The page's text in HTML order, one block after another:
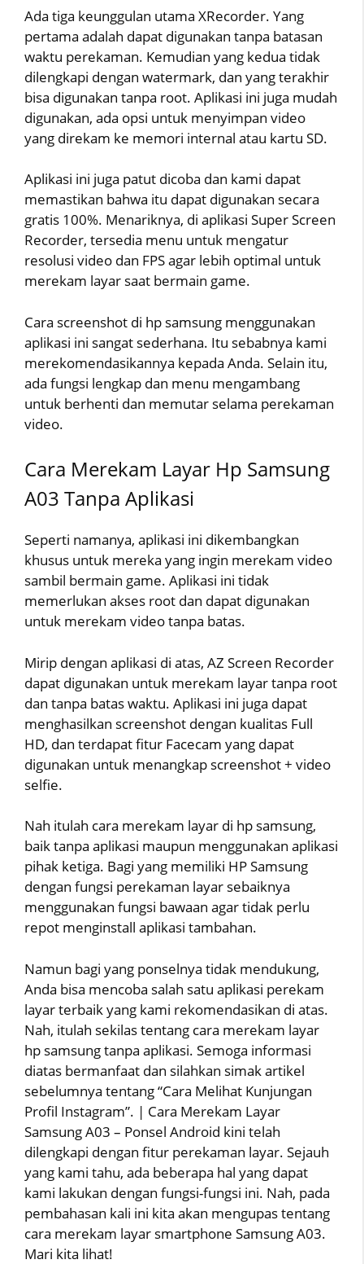
Ada tiga keunggulan utama XRecorder. Yang
pertama adalah dapat digunakan tanpa batasan
waktu perekaman. Kemudian yang kedua tidak
dilengkapi dengan watermark, dan yang terakhir
bisa digunakan tanpa root. Aplikasi ini juga mudah
digunakan, ada opsi untuk menyimpan video
yang direkam ke memori internal atau kartu SD.
Aplikasi ini juga patut dicoba dan kami dapat
memastikan bahwa itu dapat digunakan secara
gratis 100%. Menariknya, di aplikasi Super Screen
Recorder, tersedia menu untuk mengatur
resolusi video dan FPS agar lebih optimal untuk
merekam layar saat bermain game.
Cara screenshot di hp samsung menggunakan
aplikasi ini sangat sederhana. Itu sebabnya kami
merekomendasikannya kepada Anda. Selain itu,
ada fungsi lengkap dan menu mengambang
untuk berhenti dan memutar selama perekaman
video.
Cara Merekam Layar Hp Samsung
A03 Tanpa Aplikasi
Seperti namanya, aplikasi ini dikembangkan
khusus untuk mereka yang ingin merekam video
sambil bermain game. Aplikasi ini tidak
memerlukan akses root dan dapat digunakan
untuk merekam video tanpa batas.
Mirip dengan aplikasi di atas, AZ Screen Recorder
dapat digunakan untuk merekam layar tanpa root
dan tanpa batas waktu. Aplikasi ini juga dapat
menghasilkan screenshot dengan kualitas Full
HD, dan terdapat fitur Facecam yang dapat
digunakan untuk menangkap screenshot + video
selfie.
Nah itulah cara merekam layar di hp samsung,
baik tanpa aplikasi maupun menggunakan aplikasi
pihak ketiga. Bagi yang memiliki HP Samsung
dengan fungsi perekaman layar sebaiknya
menggunakan fungsi bawaan agar tidak perlu
repot menginstall aplikasi tambahan.
Namun bagi yang ponselnya tidak mendukung,
Anda bisa mencoba salah satu aplikasi perekam
layar terbaik yang kami rekomendasikan di atas.
Nah, itulah sekilas tentang cara merekam layar
hp samsung tanpa aplikasi. Semoga informasi
diatas bermanfaat dan silahkan simak artikel
sebelumnya tentang “Cara Melihat Kunjungan
Profil Instagram”. | Cara Merekam Layar
Samsung A03 – Ponsel Android kini telah
dilengkapi dengan fitur perekaman layar. Sejauh
yang kami tahu, ada beberapa hal yang dapat
kami lakukan dengan fungsi-fungsi ini. Nah, pada
pembahasan kali ini kita akan mengupas tentang
cara merekam layar smartphone Samsung A03.
Mari kita lihat!